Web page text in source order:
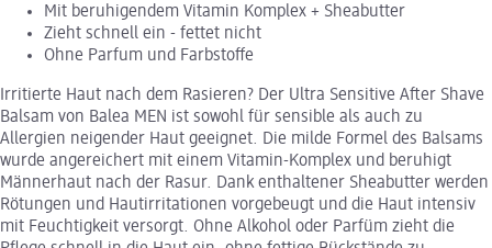
Mit beruhigendem Vitamin Komplex + Sheabutter
Zieht schnell ein - fettet nicht
Ohne Parfum und Farbstoffe
Irritierte Haut nach dem Rasieren? Der Ultra Sensitive After Shave
Balsam von Balea MEN ist sowohl für sensible als auch zu
Allergien neigender Haut geeignet. Die milde Formel des Balsams
wurde angereichert mit einem Vitamin-Komplex und beruhigt
Männerhaut nach der Rasur. Dank enthaltener Sheabutter werden
Rötungen und Hautirritationen vorgebeugt und die Haut intensiv
mit Feuchtigkeit versorgt. Ohne Alkohol oder Parfüm zieht die